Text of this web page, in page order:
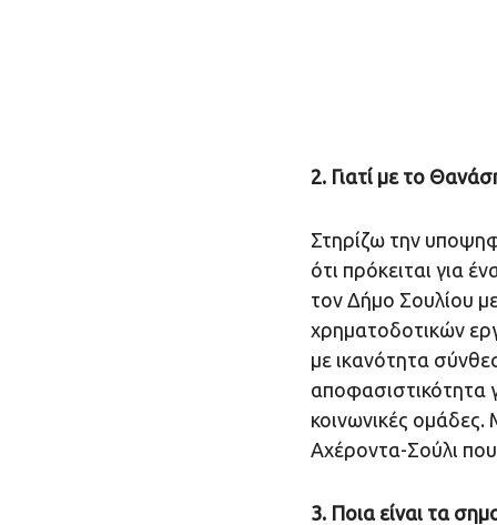
2. Γιατί με το
Στηρίζω την
ότι πρόκειται για
τον Δήμο Σουλίου
χρηματοδοτικών
με ικανότητα
αποφασιστικότητα
κοινωνικές
Αχέροντα-Σούλι
3. Ποια είναι τα